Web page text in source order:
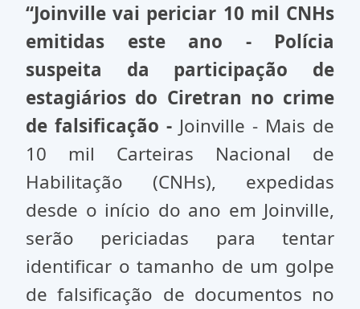
“Joinville vai periciar 10 mil CNHs
emitidas este ano - Polícia
suspeita da participação de
estagiários do Ciretran no crime
de falsificação - Joinville - Mais de
10 mil Carteiras Nacional de
Habilitação (CNHs), expedidas
desde o início do ano em Joinville,
serão periciadas para tentar
identificar o tamanho de um golpe
de falsificação de documentos no